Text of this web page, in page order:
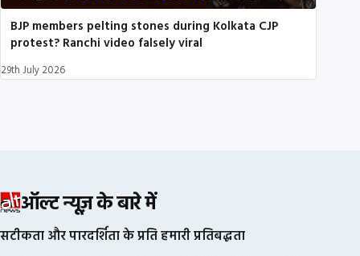
BJP members pelting stones during Kolkata CJP
protest? Ranchi video falsely viral
29th July 2026
ऑल्ट न्यूज़ के बारे में
सटीकता और पारदर्शिता के प्रति हमारी प्रतिबद्धता